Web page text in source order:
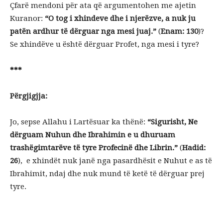
Çfarë mendoni për ata që argumentohen me ajetin
Kuranor: “O tog i xhindeve dhe i njerëzve, a nuk ju
patën ardhur të dërguar nga mesi juaj.” (Enam: 130)?
Se xhindëve u është dërguar Profet, nga mesi i tyre?
***
Përgjigjja:
Jo, sepse Allahu i Lartësuar ka thënë: “Sigurisht, Ne
dërguam Nuhun dhe Ibrahimin e u dhuruam
trashëgimtarëve të tyre Profecinë dhe Librin.” (Hadid:
26), e xhindët nuk janë nga pasardhësit e Nuhut e as të
Ibrahimit, ndaj dhe nuk mund të ketë të dërguar prej
tyre.